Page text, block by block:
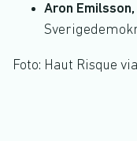
Aron Emilsson,
Foto: Haut Risque